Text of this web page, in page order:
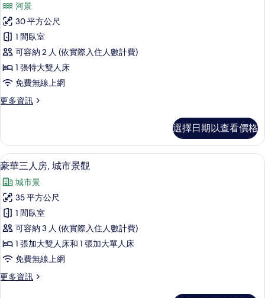
片
景
的
詳
情
豪
華
雙
人
房,
景
所
有
相
片
河景
30 平方公尺
1 間臥室
可容納 2 人 (依實際入住人數計費)
1 張特大雙人床
免費無線上網
更多資訊
更
雙
人
房,
景
的
詳
情
選擇日期以查看價格
顯
示
豪
華
三
人
房,
市
豪華三人房, 城市景觀 | 高級寢具、羽
10
豪華三人房, 城市景觀
城市景
35 平方公尺
1 間臥室
可容納 3 人 (依實際入住人數計費)
1 張加大雙人床和 1 張加大單人床
免費無線上網
更多資訊
更